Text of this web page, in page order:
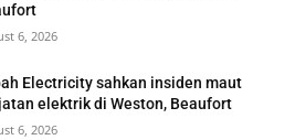
6, 2026
Electricity sahkan insiden maut
elektrik di Weston, Beaufort
6, 2026